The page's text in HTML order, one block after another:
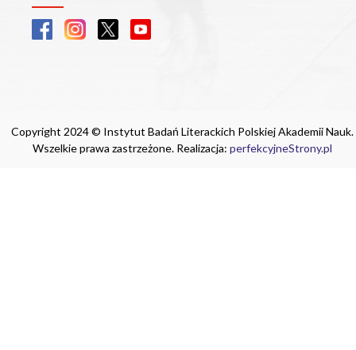
Copyright 2024 © Instytut Badań Literackich Polskiej Akademii Nauk.
Wszelkie prawa zastrzeżone. Realizacja: perfekcyjneStrony.pl